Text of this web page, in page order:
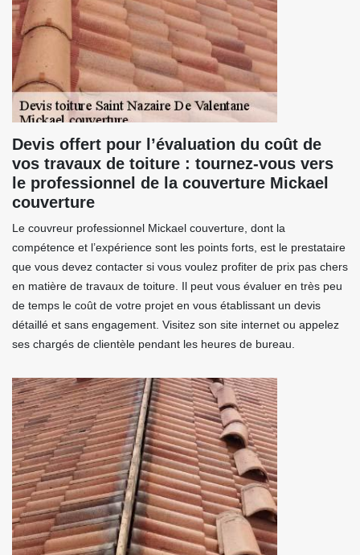
Devis offert pour l’évaluation du coût de
vos travaux de toiture : tournez-vous vers
le professionnel de la couverture Mickael
couverture
Le couvreur professionnel Mickael couverture, dont la
compétence et l’expérience sont les points forts, est le prestataire
que vous devez contacter si vous voulez profiter de prix pas chers
en matière de travaux de toiture. Il peut vous évaluer en très peu
de temps le coût de votre projet en vous établissant un devis
détaillé et sans engagement. Visitez son site internet ou appelez
ses chargés de clientèle pendant les heures de bureau.